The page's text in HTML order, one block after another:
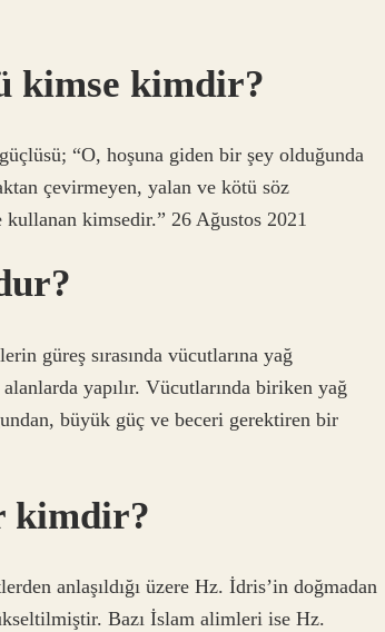
kimse kimdir?
“O, hoşuna giden bir şey olduğunda
çevirmeyen, yalan ve kötü söz
kullanan kimsedir.” 26 Ağustos 2021
güreş sırasında vücutlarına yağ
yapılır. Vücutlarında biriken yağ
büyük güç ve beceri gerektiren bir
kimdir?
anlaşıldığı üzere Hz. İdris’in doğmadan
Bazı İslam alimleri ise Hz.